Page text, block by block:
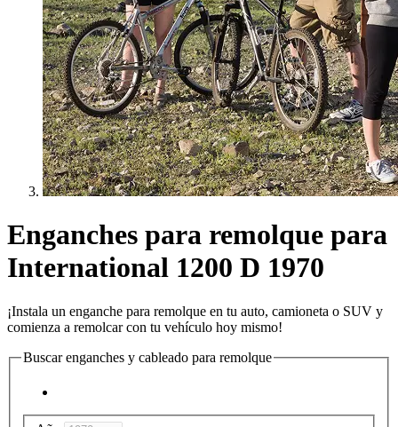
Enganches para remolque para
International 1200 D 1970
¡Instala un enganche para remolque en tu auto, camioneta o SUV y
comienza a remolcar con tu vehículo hoy mismo!
Buscar enganches y cableado para remolque